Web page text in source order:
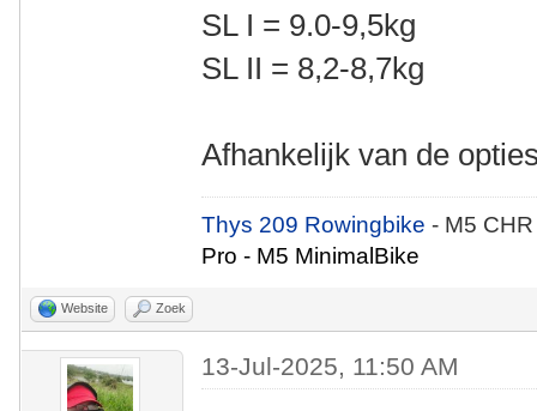
SL I = 9.0-9,5kg
SL II = 8,2-8,7kg
Afhankelijk van de
Thys 209 Rowingbike- M5
Pro - M5 MinimalBike
Website Zoek
13-Jul-2025, 11:50 AM